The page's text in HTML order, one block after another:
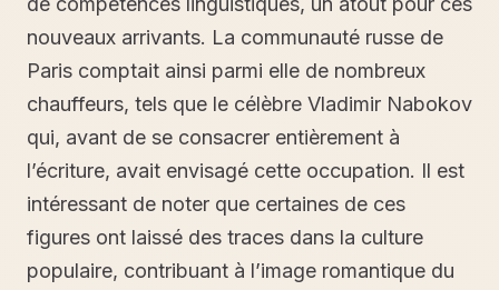
nouveaux arrivants. La communauté russe de
Paris comptait ainsi parmi elle de nombreux
chauffeurs, tels que le célèbre Vladimir Nabokov
qui, avant de se consacrer entièrement à
l’écriture, avait envisagé cette occupation. Il est
intéressant de noter que certaines de ces
figures ont laissé des traces dans la culture
populaire, contribuant à l’image romantique du